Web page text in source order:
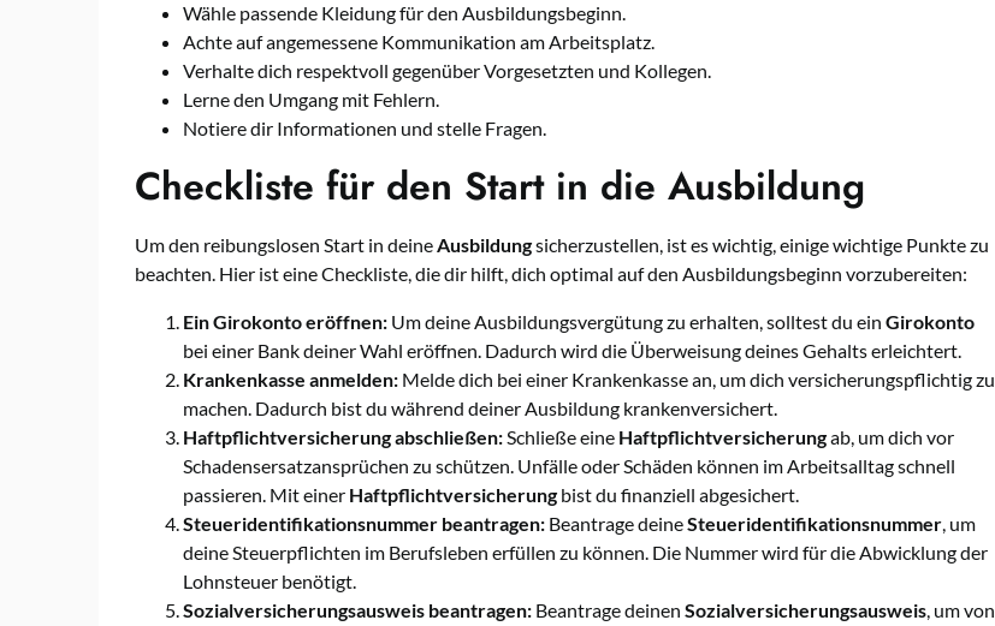
Wähle passende Kleidung für den Ausbildungsbeginn.
Achte auf angemessene Kommunikation am Arbeitsplatz.
Verhalte dich respektvoll gegenüber Vorgesetzten und Kollegen.
Lerne den Umgang mit Fehlern.
Notiere dir Informationen und stelle Fragen.
Checkliste für den Start in die Ausbildung
Um den reibungslosen Start in deineAusbildungsicherzustellen, ist es wichtig, einige wichtige Punkte zu
beachten. Hier ist eine Checkliste, die dir hilft, dich optimal auf den Ausbildungsbeginn vorzubereiten:
Ein Girokonto eröffnen: Um deine Ausbildungsvergütung zu erhalten, solltest du ein Girokonto
bei einer Bank deiner Wahl eröffnen. Dadurch wird die Überweisung deines Gehalts erleichtert.
Krankenkasse anmelden: Melde dich bei einer Krankenkasse an, um dich versicherungspflichtig zu
machen. Dadurch bist du während deiner Ausbildung krankenversichert.
Haftpflichtversicherung abschließen:Schließe eine Haftpflichtversicherungab, um dich vor
Schadensersatzansprüchen zu schützen. Unfälle oder Schäden können im Arbeitsalltag schnell
passieren. Mit einer Haftpflichtversicherung bist du finanziell abgesichert.
Steueridentifikationsnummer beantragen: Beantrage deineSteueridentifikationsnummer, um
deine Steuerpflichten im Berufsleben erfüllen zu können. Die Nummer wird für die Abwicklung der
Lohnsteuer benötigt.
Sozialversicherungsausweis beantragen: Beantrage deinen Sozialversicherungsausweis, um von